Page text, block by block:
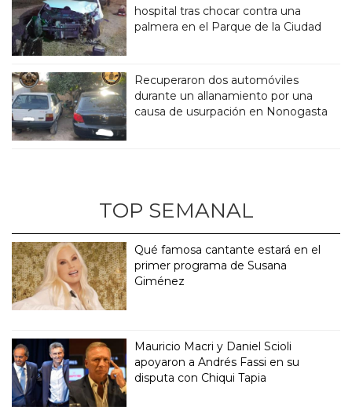
hospital tras chocar contra una
palmera en el Parque de la Ciudad
Recuperaron dos automóviles
durante un allanamiento por una
causa de usurpación en Nonogasta
TOP SEMANAL
Qué famosa cantante estará en el
primer programa de Susana
Giménez
Mauricio Macri y Daniel Scioli
apoyaron a Andrés Fassi en su
disputa con Chiqui Tapia